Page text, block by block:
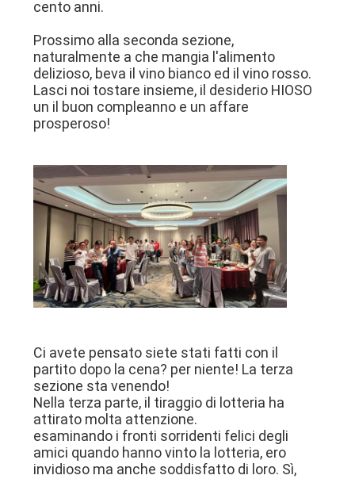
cento anni.
Prossimo alla seconda sezione,
naturalmente a che mangia l'alimento
delizioso, beva il vino bianco ed il vino rosso.
Lasci noi tostare insieme, il desiderio HIOSO
un il buon compleanno e un affare
prosperoso!
Ci avete pensato siete stati fatti con il
partito dopo la cena? per niente! La terza
sezione sta venendo!
Nella terza parte, il tiraggio di lotteria ha
attirato molta attenzione.
esaminando i fronti sorridenti felici degli
amici quando hanno vinto la lotteria, ero
invidioso ma anche soddisfatto di loro. Sì,